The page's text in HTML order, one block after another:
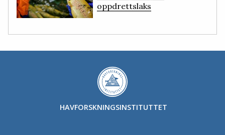
oppdrettslaks
HAVFORSKNINGSINSTITUTTET